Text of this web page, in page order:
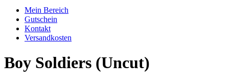
Mein Bereich
Gutschein
Kontakt
Versandkosten
Boy Soldiers (Uncut)